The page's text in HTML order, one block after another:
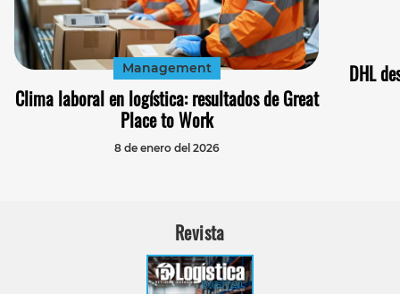
Management
Clima laboral en logística: resultados de Great
Place to Work
8 de enero del 2026
DHL
Revista